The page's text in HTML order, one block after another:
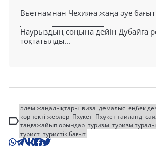
Вьетнамнан Чехияға жаңа әуе
Наурыздың соңына дейін Дубайға
тоқтатылды...
әлем жаңалықтары виза демалыс еңбек
көрнекті жерлер Пхукет Пхукет таиланд
таңғажайып орындар туризм туризм
турист туристік бағыт